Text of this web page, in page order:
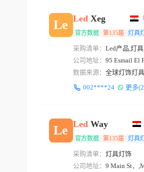
Le LedXeg
官方数据 第135届 灯具
采购清单： Led产品,灯
公司地址： 95 Esmail El
数据来源： 全球灯饰灯
002****24
更多
Le LedWay
官方数据 第135届 灯具
采购清单： 灯具灯饰
公司地址： 9 Main St．